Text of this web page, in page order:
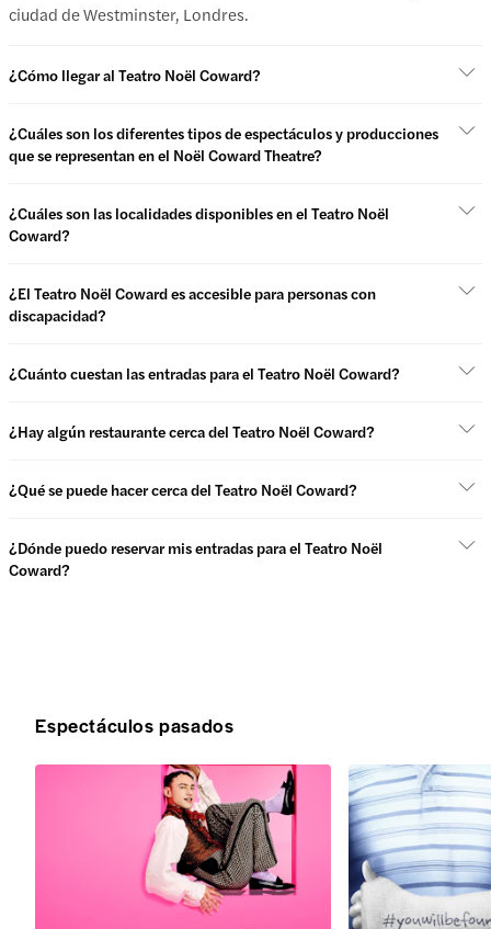
ciudad de Westminster, Londres.
¿Cómo llegar al Teatro Noël Coward?
¿Cuáles son los diferentes tipos de espectáculos y producciones
que se representan en el Noël Coward Theatre?
¿Cuáles son las localidades disponibles en el Teatro Noël
Coward?
¿El Teatro Noël Coward es accesible para personas con
discapacidad?
¿Cuánto cuestan las entradas para el Teatro Noël Coward?
¿Hay algún restaurante cerca del Teatro Noël Coward?
¿Qué se puede hacer cerca del Teatro Noël Coward?
¿Dónde puedo reservar mis entradas para el Teatro Noël
Coward?
Espectáculos pasados